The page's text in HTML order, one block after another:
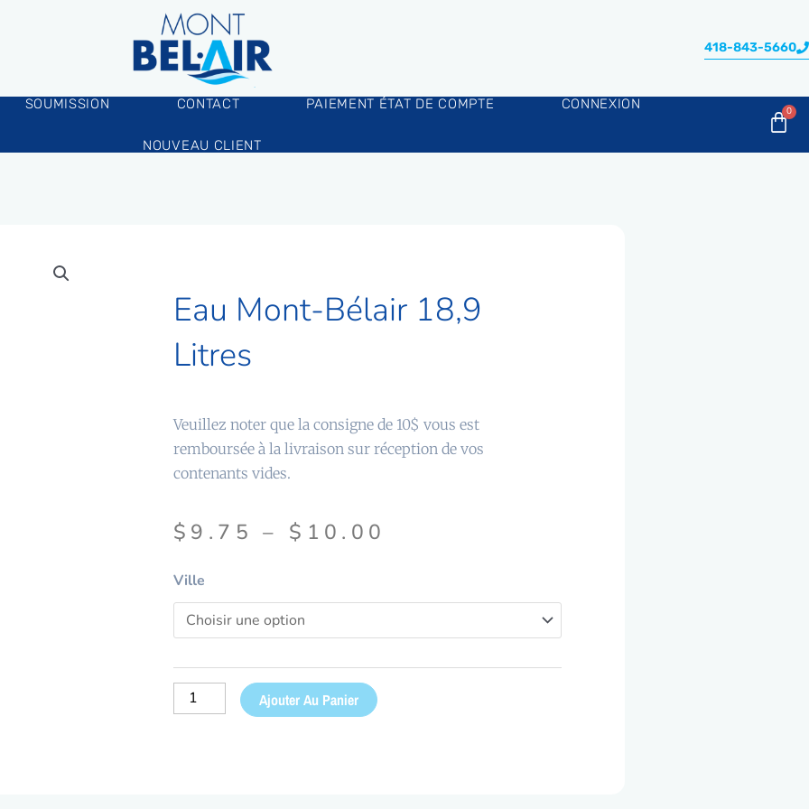
418-843-5660
SOUMISSION CONTACT PAIEMENT ÉTAT DE COMPTE CONNEXION
NOUVEAU CLIENT
Eau Mont-Bélair 18,9
Litres
Veuillez noter que la consigne de 10$ vous est
remboursée à la livraison sur réception de vos
contenants vides.
$ 9.75 – $ 10.00
Ville
quantité
de
Eau
Mont-
Bélair
18,9
litres
Ajouter Au Panier